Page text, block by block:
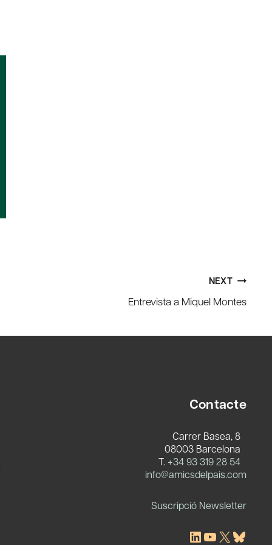
NEXT
Entrevista a Miquel Montes
Contacte
Carrer Basea, 8
08003 Barcelona
T. +34 93 319 28 54
info@amicsdelpais.com
Suscripció Newsletter
LinkedIn
YouTube
X